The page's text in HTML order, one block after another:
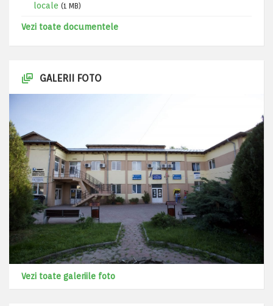
locale (1 MB)
Vezi toate documentele
GALERII FOTO
Vezi toate galeriile foto